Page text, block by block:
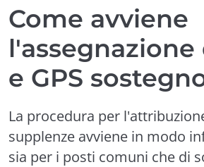
Come avviene
l'assegnazione
e GPS
La procedura per
supplenze avviene in modo
sia per i posti comuni che di